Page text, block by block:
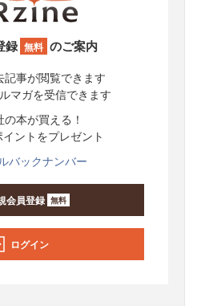
録 無料 のご案内
記事が閲覧できます
マガを受信できます
の本が買える！
ントをプレゼント
バックナンバー
会員登録 無料
ログイン